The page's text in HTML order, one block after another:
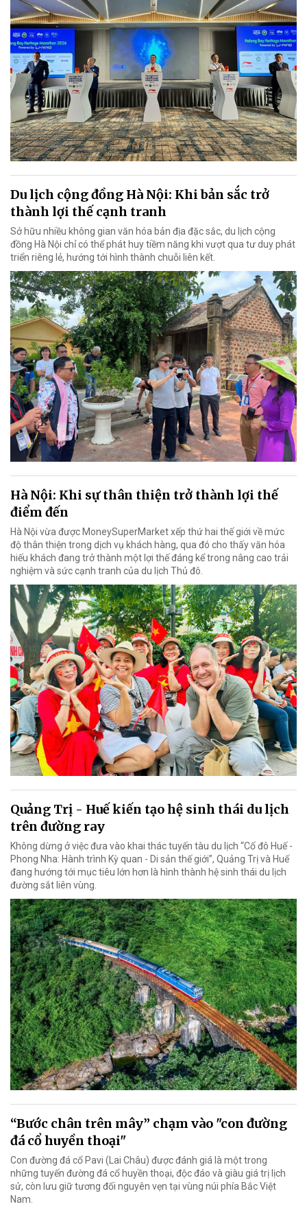
Du lịch cộng đồng Hà Nội: Khi bản sắc trở
thành lợi thế cạnh tranh
Sở hữu nhiều không gian văn hóa bản địa đặc sắc, du lịch cộng
đồng Hà Nội chỉ có thể phát huy tiềm năng khi vượt qua tư duy phát
triển riêng lẻ, hướng tới hình thành chuỗi liên kết.
Hà Nội: Khi sự thân thiện trở thành lợi thế
điểm đến
Hà Nội vừa được MoneySuperMarket xếp thứ hai thế giới về mức
độ thân thiện trong dịch vụ khách hàng, qua đó cho thấy văn hóa
hiếu khách đang trở thành một lợi thế đáng kể trong nâng cao trải
nghiệm và sức cạnh tranh của du lịch Thủ đô.
Quảng Trị - Huế kiến tạo hệ sinh thái du lịch
trên đường ray
Không dừng ở việc đưa vào khai thác tuyến tàu du lịch “Cố đô Huế -
Phong Nha: Hành trình Kỳ quan - Di sản thế giới”, Quảng Trị và Huế
đang hướng tới mục tiêu lớn hơn là hình thành hệ sinh thái du lịch
đường sắt liên vùng.
“Bước chân trên mây” chạm vào "con đường
đá cổ huyền thoại"
Con đường đá cổ Pavi (Lai Châu) được đánh giá là một trong
những tuyến đường đá cổ huyền thoại, độc đáo và giàu giá trị lịch
sử, còn lưu giữ tương đối nguyên vẹn tại vùng núi phía Bắc Việt
Nam.